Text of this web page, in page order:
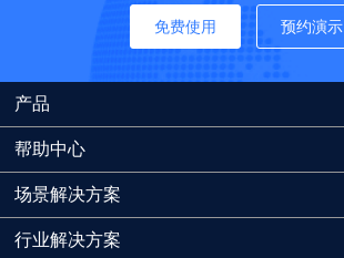
免费使用 预约演示
产品
帮助中心
场景解决方案
行业解决方案